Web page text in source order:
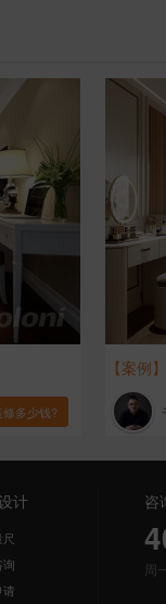
多少钱?
【案例】
计
请
咨
周